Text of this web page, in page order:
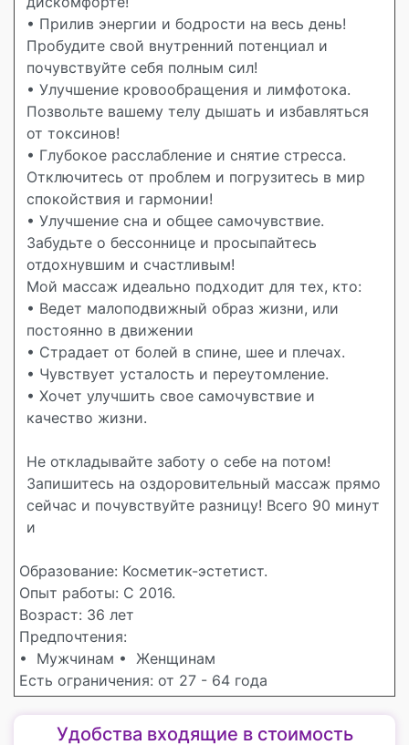
• Прилив энергии и бодрости на весь день!
Пробудите свой внутренний потенциал и
почувствуйте себя полным сил!
• Улучшение кровообращения и лимфотока.
Позвольте вашему телу дышать и избавляться
от токсинов!
• Глубокое расслабление и снятие стресса.
Отключитесь от проблем и погрузитесь в мир
спокойствия и гармонии!
• Улучшение сна и общее самочувствие.
Забудьте о бессоннице и просыпайтесь
отдохнувшим и счастливым!
Мой массаж идеально подходит для тех, кто:
• Ведет малоподвижный образ жизни, или
постоянно в движении
• Страдает от болей в спине, шее и плечах.
• Чувствует усталость и переутомление.
• Хочет улучшить свое самочувствие и
качество жизни.
Не откладывайте заботу о себе на потом!
Запишитесь на оздоровительный массаж прямо
сейчас и почувствуйте разницу! Всего 90 минут
и
Образование: Косметик-эстетист.
Опыт работы: С 2016.
Возраст: 36 лет
Предпочтения:
• Мужчинам • Женщинам
Есть ограничения: от 27 - 64 года
Удобства входящие в стоимость